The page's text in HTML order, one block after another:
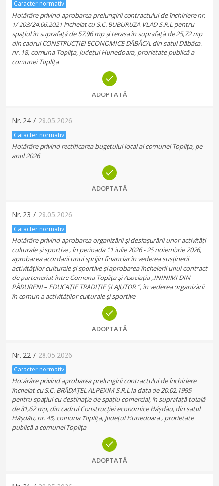
Caracter normativ
Hotărâre privind aprobarea prelungirii contractului de închiriere nr.
1/ 203/24.06.2021 încheiat cu S.C. BUBURUZA VLAD S.R.L pentru
spațiul în suprafață de 57.96 mp și terasa în suprafață de 25,72 mp
din cadrul CONSTRUCȚIEI ECONOMICE DĂBÂCA, din satul Dăbâca,
nr. 18, comuna Toplița, județul Hunedoara, prorietate publică a
comunei Toplița
ADOPTATĂ
Nr. 24 / 28.05.2026
Caracter normativ
Hotărâre privind rectificarea bugetului local al comunei Topliţa, pe
anul 2026
ADOPTATĂ
Nr. 23 / 28.05.2026
Caracter normativ
Hotărâre privind aprobarea organizării şi desfaşurării unor activități
culturale și sportive , în perioada 11 iulie 2026 - 25 noiembrie 2026,
aprobarea acordarii unui sprijin financiar în vederea susținerii
activităților culturale și sportive şi aprobarea încheierii unui contract
de parteneriat între Comuna Toplița şi Asociaţia ,,ININIMI DIN
PĂDURENI – EDUCAȚIE TRADIȚIE ȘI AJUTOR ”, în vederea organizării
în comun a activităților culturale și sportive
ADOPTATĂ
Nr. 22 / 28.05.2026
Caracter normativ
Hotărâre privind aprobarea prelungirii contractului de închiriere
încheiat cu S.C. BRĂDAȚEL ALPEXIM S.R.L la data de 20.02.1995
pentru spațiul cu destinație de spațiu comercial, în suprafață totală
de 81,62 mp, din cadrul Construcției economice Hășdău, din satul
Hășdău, nr. 45, comuna Toplița, județul Hunedoara , prorietate
publică a comunei Toplița
ADOPTATĂ